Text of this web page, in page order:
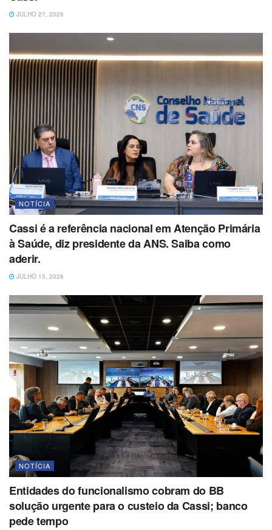
JULHO 27, 2026
NOTÍCIA
Cassi é a referência nacional em Atenção Primária
à Saúde, diz presidente da ANS. Saiba como
aderir.
JULHO 15, 2026
NOTÍCIA
Entidades do funcionalismo cobram do BB
solução urgente para o custeio da Cassi; banco
pede tempo